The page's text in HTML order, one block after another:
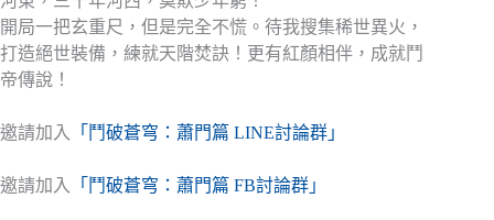
NT$30
到
NT$10,000
開局一把玄重尺，但是完全不慌。待我搜集稀世異火，
打造絕世裝備，練就天階焚訣！更有紅顏相伴，成就鬥
帝傳說！
邀請加入 「鬥破蒼穹：蕭門篇 LINE討論群」
邀請加入 「鬥破蒼穹：蕭門篇 FB討論群」